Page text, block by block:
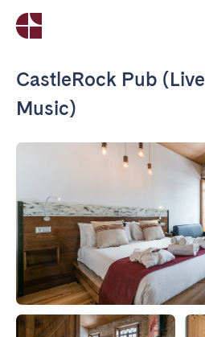
CastleRock Pub (Live
Music)